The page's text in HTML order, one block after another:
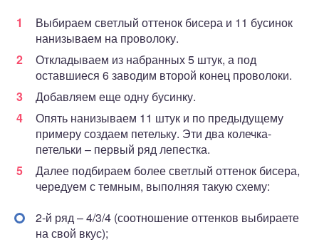
Выбираем светлый оттенок бисера и 11 бусинок
нанизываем на проволоку.
Откладываем из набранных 5 штук, а под
оставшиеся 6 заводим второй конец проволоки.
Добавляем еще одну бусинку.
Опять нанизываем 11 штук и по предыдущему
примеру создаем петельку. Эти два колечка-
петельки – первый ряд лепестка.
Далее подбираем более светлый оттенок бисера,
чередуем с темным, выполняя такую схему:
2-й ряд – 4/3/4 (соотношение оттенков выбираете
на свой вкус);